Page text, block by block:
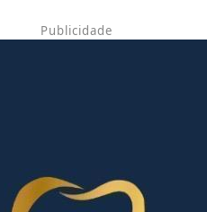
Publicidade